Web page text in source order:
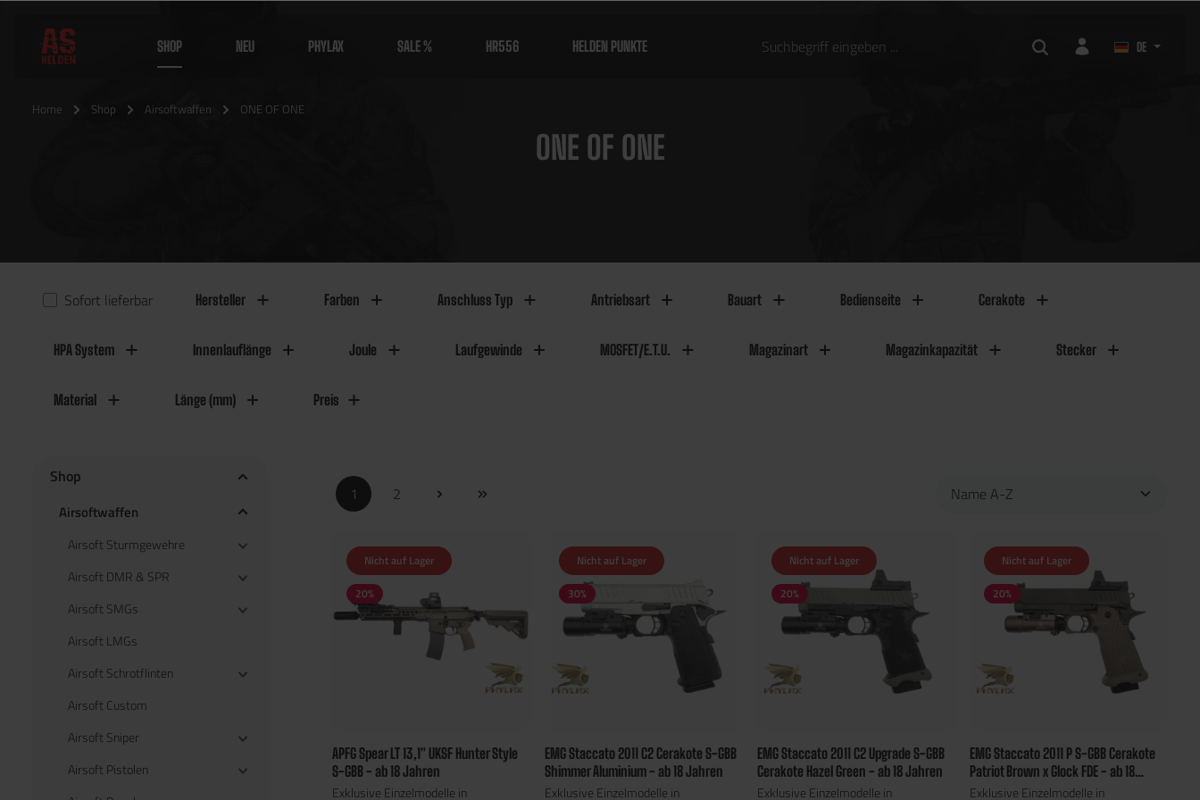
SHOP NEU PHYLAX SALE % HR556 HELDEN PUNKTE DE
Home Shop Airsoftwaffen ONE OF ONE
ONE OF ONE
Sofort lieferbar Hersteller Farben Anschluss Typ Antriebsart Bauart Bedienseite Cerakote
HPA System Innenlauflänge Joule Laufgewinde MOSFET/E.T.U. Magazinart Magazinkapazität Stecker
Material Länge (mm) Preis
Shop
Airsoftwaffen
Airsoft Sturmgewehre
Airsoft DMR & SPR
Airsoft SMGs
Airsoft LMGs
Airsoft Schrotflinten
Airsoft Custom
Airsoft Sniper
Airsoft Pistolen
1 2
Nicht auf Lager
20%
APFG Spear LT 13,1" UKSF Hunter Style
S-GBB - ab 18 Jahren
Exklusive Einzelmodelle in
Nicht auf Lager
30%
EMG Staccato 2011 C2 Cerakote S-GBB
Shimmer Aluminium - ab 18 Jahren
Exklusive Einzelmodelle in
Nicht auf Lager
20%
EMG Staccato 2011 C2 Upgrade S-GBB
Cerakote Hazel Green - ab 18 Jahren
Exklusive Einzelmodelle in
Nicht auf Lager
20%
EMG Staccato 2011 P S-GBB Cerakote
Patriot Brown x Glock FDE - ab 18
Jahren
Exklusive Einzelmodelle in